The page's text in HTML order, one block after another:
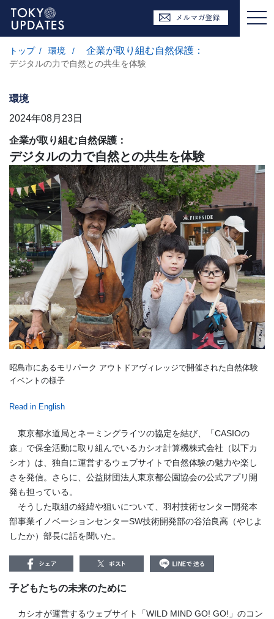
トップ / 環境 / 企業が取り組む自然保護：
デジタルの力で自然との共生を体験
環境
2024年08月23日
企業が取り組む自然保護：
デジタルの力で自然との共生を体験
昭島市にあるモリパーク アウトドアヴィレッジで開催された自然体験
イベントの様子
Read in English
東京都水道局とネーミングライツの協定を結び、「CASIOの
森」で保全活動に取り組んでいるカシオ計算機株式会社（以下カ
シオ）は、独自に運営するウェブサイトで自然体験の魅力や楽し
さを発信。さらに、公益財団法人東京都公園協会の公式アプリ開
発も担っている。
そうした取組の経緯や狙いについて、羽村技術センター開発本
部事業イノベーションセンターSW技術開発部の谷治良高（やじよ
したか）部長に話を聞いた。
子どもたちの未来のために
カシオが運営するウェブサイト「WILD MIND GO! GO!」のコン